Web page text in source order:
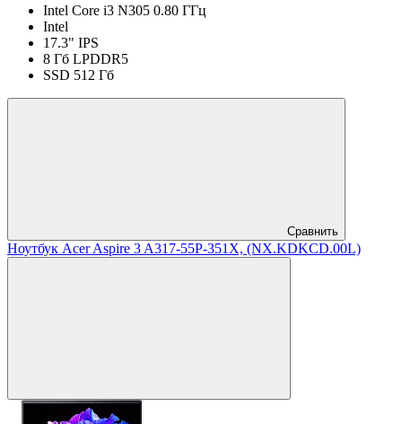
Intel Core i3 N305 0.80 ГГц
Intel
17.3" IPS
8 Гб LPDDR5
SSD 512 Гб
Сравнить
Ноутбук Acer Aspire 3 A317-55P-351X, (NX.KDKCD.00L)